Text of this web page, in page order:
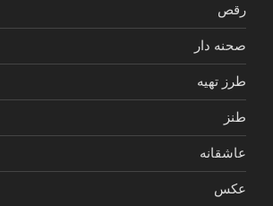
رقص
صحنه دار
طرز تهیه
طنز
عاشقانه
عکس